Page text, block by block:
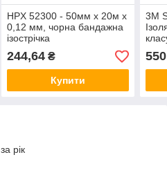
HPX 52300 - 50мм x 20м х
0,12 мм, чорна бандажна
ізострічка
244,64₴
Купити
3M
550
рік